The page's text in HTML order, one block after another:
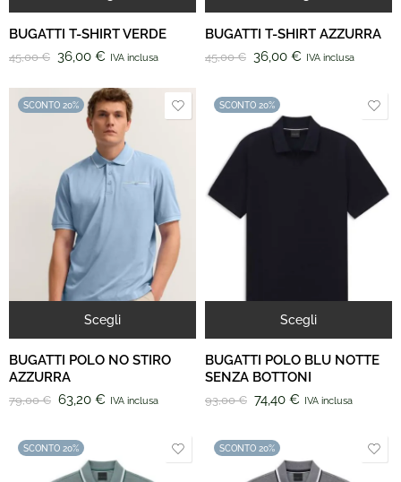
BUGATTI T-SHIRT VERDE
45,00€ 36,00 € IVA inclusa
BUGATTI T-SHIRT AZZURRA
45,00€ 36,00 € IVA inclusa
SCONTO 20%
Scegli
BUGATTI POLO NO STIRO
AZZURRA
79,00€ 63,20 € IVA inclusa
SCONTO 20%
Scegli
BUGATTI POLO BLU NOTTE
SENZA BOTTONI
93,00€ 74,40 € IVA inclusa
SCONTO 20% SCONTO 20%